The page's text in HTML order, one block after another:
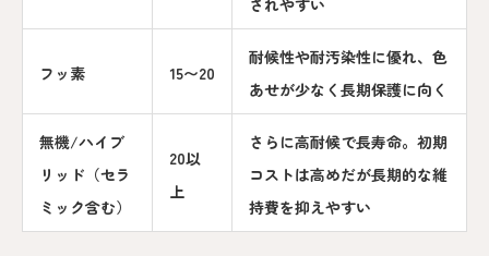
されやすい
フッ素 15〜20
耐候性や耐汚染性に優れ、色
あせが少なく長期保護に向く
無機/ハイブ
リッド（セラ
ミック含む）
20以
上
さらに高耐候で長寿命。初期
コストは高めだが長期的な維
持費を抑えやすい